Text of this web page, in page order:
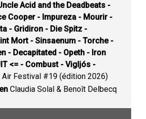
Acid and the Deadbeats -
Cooper - Impureza - Mourir -
- Gridiron - Die Spitz -
Mort - Sinsaenum - Torche -
- Decapitated - Opeth - Iron
<= - Combust - Vigljós -
Festival #19 (édition 2026)
Claudia Solal & Benoît Delbecq